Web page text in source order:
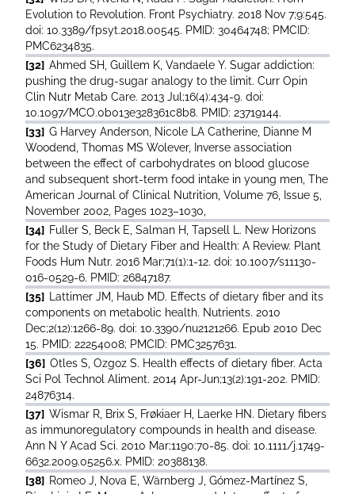
Evolution to Revolution. Front Psychiatry. 2018 Nov 7;9:545.
doi: 10.3389/fpsyt.2018.00545. PMID: 30464748; PMCID:
PMC6234835.
[32] Ahmed SH, Guillem K, Vandaele Y. Sugar addiction:
pushing the drug-sugar analogy to the limit. Curr Opin
Clin Nutr Metab Care. 2013 Jul;16(4):434-9. doi:
10.1097/MCO.0b013e328361c8b8. PMID: 23719144.
[33] G Harvey Anderson, Nicole LA Catherine, Dianne M
Woodend, Thomas MS Wolever, Inverse association
between the effect of carbohydrates on blood glucose
and subsequent short-term food intake in young men, The
American Journal of Clinical Nutrition, Volume 76, Issue 5,
November 2002, Pages 1023–1030,
[34] Fuller S, Beck E, Salman H, Tapsell L. New Horizons
for the Study of Dietary Fiber and Health: A Review. Plant
Foods Hum Nutr. 2016 Mar;71(1):1-12. doi: 10.1007/s11130-
016-0529-6. PMID: 26847187.
[35]
Lattimer JM, Haub MD. Effects of dietary fiber and its
components on metabolic health. Nutrients. 2010
Dec;2(12):1266-89. doi: 10.3390/nu2121266. Epub 2010 Dec
15. PMID: 22254008; PMCID: PMC3257631.
[36] Otles S, Ozgoz S. Health effects of dietary fiber. Acta
Sci Pol Technol Aliment. 2014 Apr-Jun;13(2):191-202. PMID:
24876314.
[37] Wismar R, Brix S, Frøkiaer H, Laerke HN. Dietary fibers
as immunoregulatory compounds in health and disease.
Ann N Y Acad Sci. 2010 Mar;1190:70-85. doi: 10.1111/j.1749-
6632.2009.05256.x. PMID: 20388138.
[38] Romeo J, Nova E, Wärnberg J, Gómez-Martínez S,